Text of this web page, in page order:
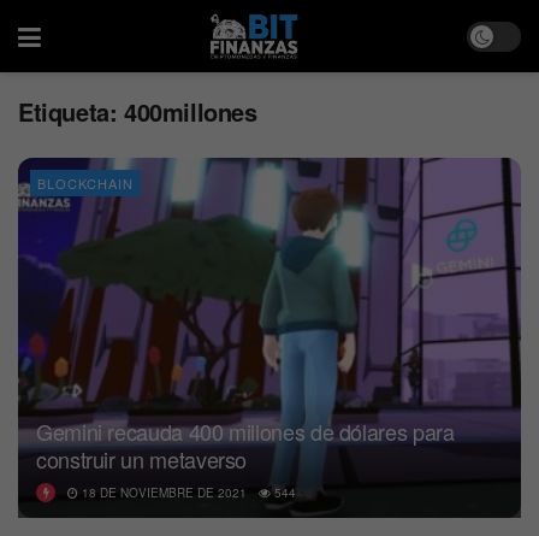
Etiqueta: 400millones
BLOCKCHAIN
Gemini recauda 400 millones de dólares para
construir un metaverso
18 DE NOVIEMBRE DE 2021 544